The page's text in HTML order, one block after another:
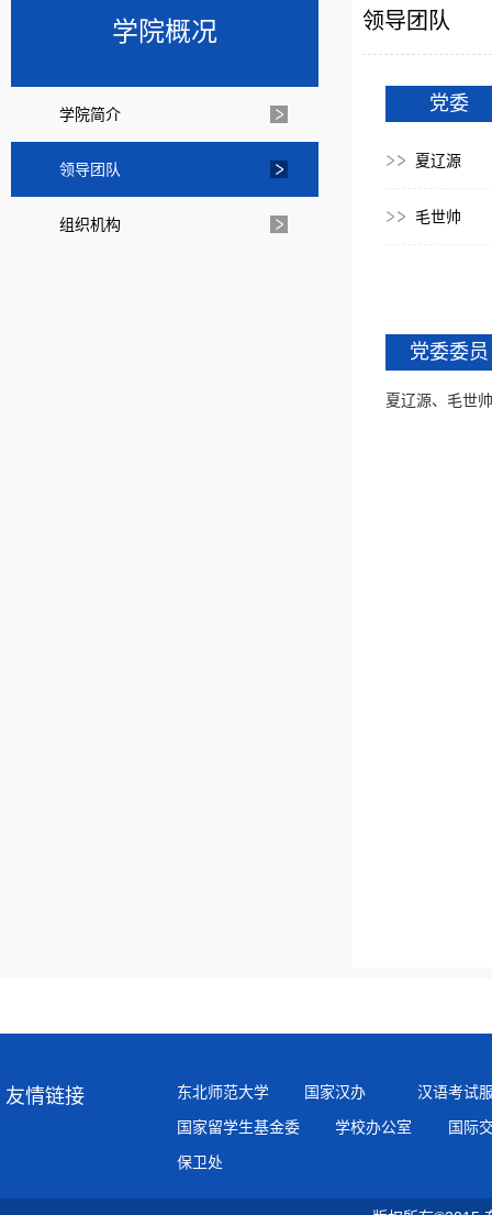
学院概况
学院简介
领导团队
组织机构
领导团队
党委
夏辽源
毛世帅
党委委员
夏辽源、毛世
友情链接 东北师范大学 国家汉办
汉语考试
国家留学生基金委
学校办公室
国际
保卫处